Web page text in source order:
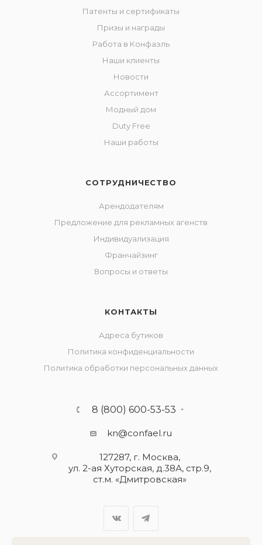
Патенты и сертификаты
Призы и награды
Работа в Конфаэль
Наши клиенты
Новости
Ассортимент
Модный дом
Duty Free
Наши работы
СОТРУДНИЧЕСТВО
Арендодателям
Предложение для рекламных агенств
Индивидуализация
Франчайзинг
Вопросы и ответы
КОНТАКТЫ
Адреса бутиков
Политика конфиденциальности
Политика обработки персональных данных
8 (800) 600-53-53
kn@confael.ru
127287, г. Москва,
ул. 2-ая Хуторская, д.38А, стр.9,
ст.м. «Дмитровская»